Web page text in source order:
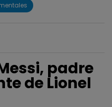
padre
de Lionel